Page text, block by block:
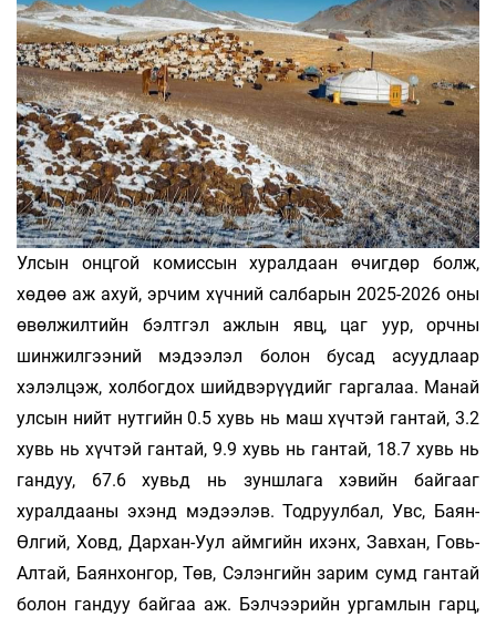
Улсын онцгой комиссын хуралдаан өчигдөр болж,
хөдөө аж ахуй, эрчим хүчний салбарын 2025-2026 оны
өвөлжилтийн бэлтгэл ажлын явц, цаг уур, орчны
шинжилгээний мэдээлэл болон бусад асуудлаар
хэлэлцэж, холбогдох шийдвэрүүдийг гаргалаа. Манай
улсын нийт нутгийн 0.5 хувь нь маш хүчтэй гантай, 3.2
хувь нь хүчтэй гантай, 9.9 хувь нь гантай, 18.7 хувь нь
гандуу, 67.6 хувьд нь зуншлага хэвийн байгааг
хуралдааны эхэнд мэдээлэв. Тодруулбал, Увс, Баян-
Өлгий, Ховд, Дархан-Уул аймгийн ихэнх, Завхан, Говь-
Алтай, Баянхонгор, Төв, Сэлэнгийн зарим сумд гантай
болон гандуу байгаа аж. Бэлчээрийн ургамлын гарц,